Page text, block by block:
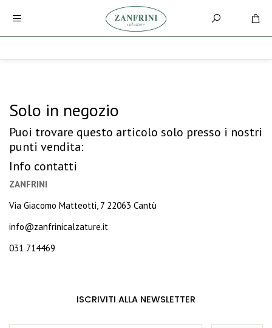
Solo in negozio
Puoi trovare questo articolo solo presso i nostri
punti vendita:
Info contatti
ZANFRINI
Via Giacomo Matteotti, 7 22063 Cantù
info@zanfrinicalzature.it
031 714469
ISCRIVITI ALLA NEWSLETTER